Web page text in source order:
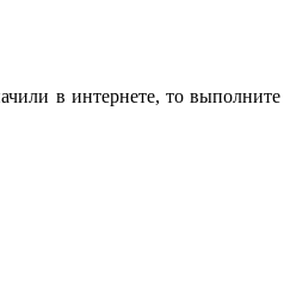
в интернете, то выполните